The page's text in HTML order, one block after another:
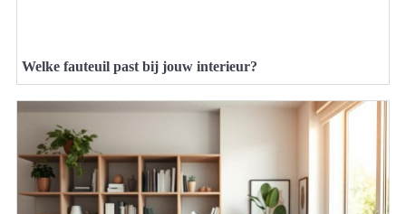
Welke fauteuil past bij jouw interieur?